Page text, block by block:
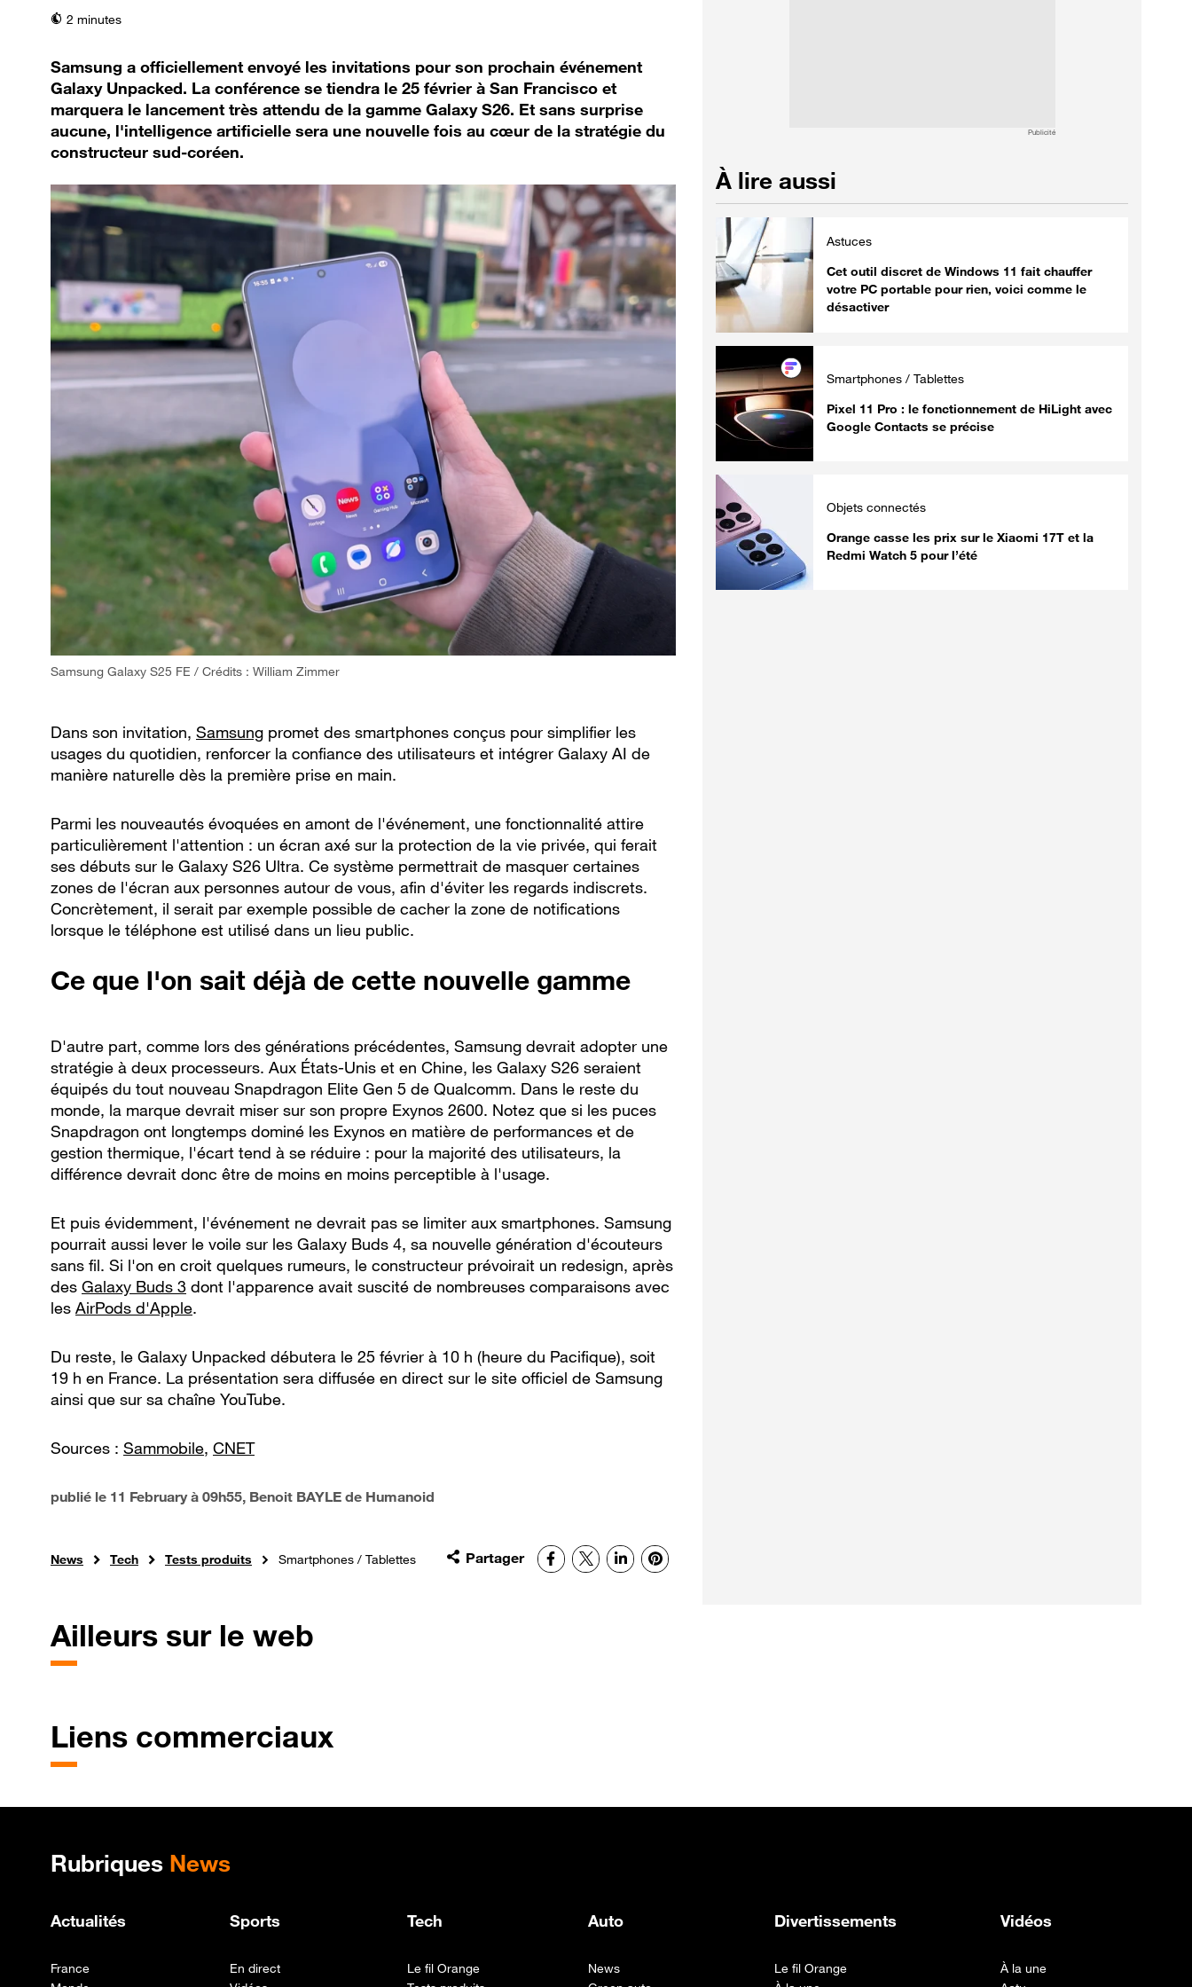
temps de lecture
2 minutes
Samsung a officiellement envoyé les invitations pour son prochain événement
Galaxy Unpacked. La conférence se tiendra le 25 février à San Francisco et
marquera le lancement très attendu de la gamme Galaxy S26. Et sans surprise
aucune, l'intelligence artificielle sera une nouvelle fois au cœur de la stratégie du
constructeur sud-coréen.
Samsung Galaxy S25 FE / Crédits : William Zimmer
Dans son invitation, Samsung promet des smartphones conçus pour simplifier les
usages du quotidien, renforcer la confiance des utilisateurs et intégrer Galaxy AI de
manière naturelle dès la première prise en main.
Parmi les nouveautés évoquées en amont de l'événement, une fonctionnalité attire
particulièrement l'attention : un écran axé sur la protection de la vie privée, qui ferait
ses débuts sur le Galaxy S26 Ultra. Ce système permettrait de masquer certaines
zones de l'écran aux personnes autour de vous, afin d'éviter les regards indiscrets.
Concrètement, il serait par exemple possible de cacher la zone de notifications
lorsque le téléphone est utilisé dans un lieu public.
Ce que l'on sait déjà de cette nouvelle gamme
D'autre part, comme lors des générations précédentes, Samsung devrait adopter une
stratégie à deux processeurs. Aux États-Unis et en Chine, les Galaxy S26 seraient
équipés du tout nouveau Snapdragon Elite Gen 5 de Qualcomm. Dans le reste du
monde, la marque devrait miser sur son propre Exynos 2600. Notez que si les puces
Snapdragon ont longtemps dominé les Exynos en matière de performances et de
gestion thermique, l'écart tend à se réduire : pour la majorité des utilisateurs, la
différence devrait donc être de moins en moins perceptible à l'usage.
Et puis évidemment, l'événement ne devrait pas se limiter aux smartphones. Samsung
pourrait aussi lever le voile sur les Galaxy Buds 4, sa nouvelle génération d'écouteurs
sans fil. Si l'on en croit quelques rumeurs, le constructeur prévoirait un redesign, après
des Galaxy Buds 3 dont l'apparence avait suscité de nombreuses comparaisons avec
les AirPods d'Apple.
Du reste, le Galaxy Unpacked débutera le 25 février à 10 h (heure du Pacifique), soit
19 h en France. La présentation sera diffusée en direct sur le site officiel de Samsung
ainsi que sur sa chaîne YouTube.
Sources : Sammobile, CNET
publié le 11 February à 09h55, Benoit BAYLE de Humanoid
News Tech Tests produits Smartphones / Tablettes Partager Facebook
X LinkedInPinterest
Publicité
À lire aussi
Astuces
Cet outil discret de Windows 11 fait chauffer
votre PC portable pour rien, voici comme le
désactiver
Smartphones / Tablettes
Pixel 11 Pro : le fonctionnement de HiLight avec
Google Contacts se précise
Objets connectés
Orange casse les prix sur le Xiaomi 17T et la
Redmi Watch 5 pour l’été
Ailleurs sur le web
Liens commerciaux
Plan de site
Rubriques News
Actualités
France
Sports
En direct
Tech
Le fil Orange
Auto
News
Divertissements
Le fil Orange
Vidéos
À la une